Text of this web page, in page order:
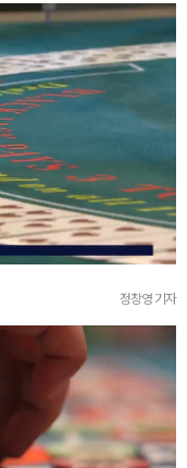
정창영 기자